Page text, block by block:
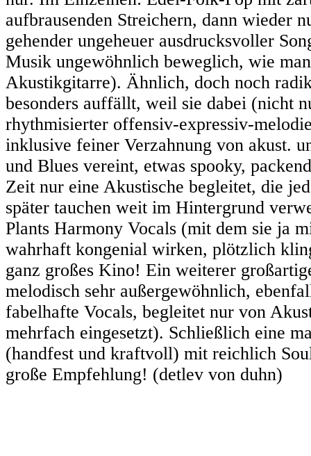
aufbrausenden Streichern, dann wieder
gehender ungeheuer ausdrucksvoller
Musik ungewöhnlich beweglich, wie
Akustikgitarre). Ähnlich, doch noch
besonders auffällt, weil sie dabei (nicht
rhythmisierter offensiv-expressiv-
inklusive feiner Verzahnung von akust.
und Blues vereint, etwas spooky,
Zeit nur eine Akustische begleitet, die
später tauchen weit im Hintergrund
Plants Harmony Vocals (mit dem sie ja
wahrhaft kongenial wirken, plötzlich
ganz großes Kino! Ein weiterer
melodisch sehr außergewöhnlich,
fabelhafte Vocals, begleitet nur von
mehrfach eingesetzt). Schließlich eine
(handfest und kraftvoll) mit reichlich
große Empfehlung! (detlev von duhn)